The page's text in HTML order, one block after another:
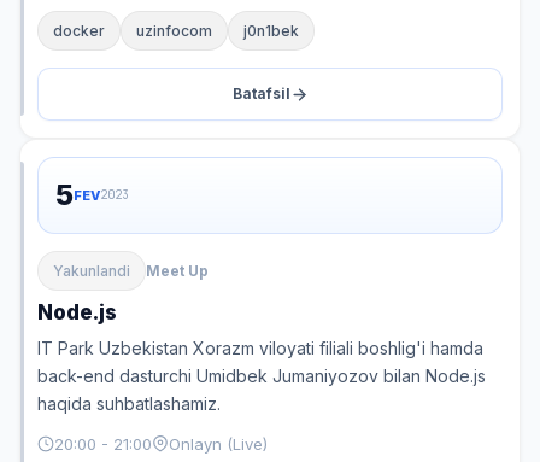
docker uzinfocom j0n1bek
Batafsil
5FEV2023
Yakunlandi Meet Up
Node.js
IT Park Uzbekistan Xorazm viloyati filiali boshlig'i hamda
back-end dasturchi Umidbek Jumaniyozov bilan Node.js
haqida suhbatlashamiz.
20:00 - 21:00 Onlayn (Live)